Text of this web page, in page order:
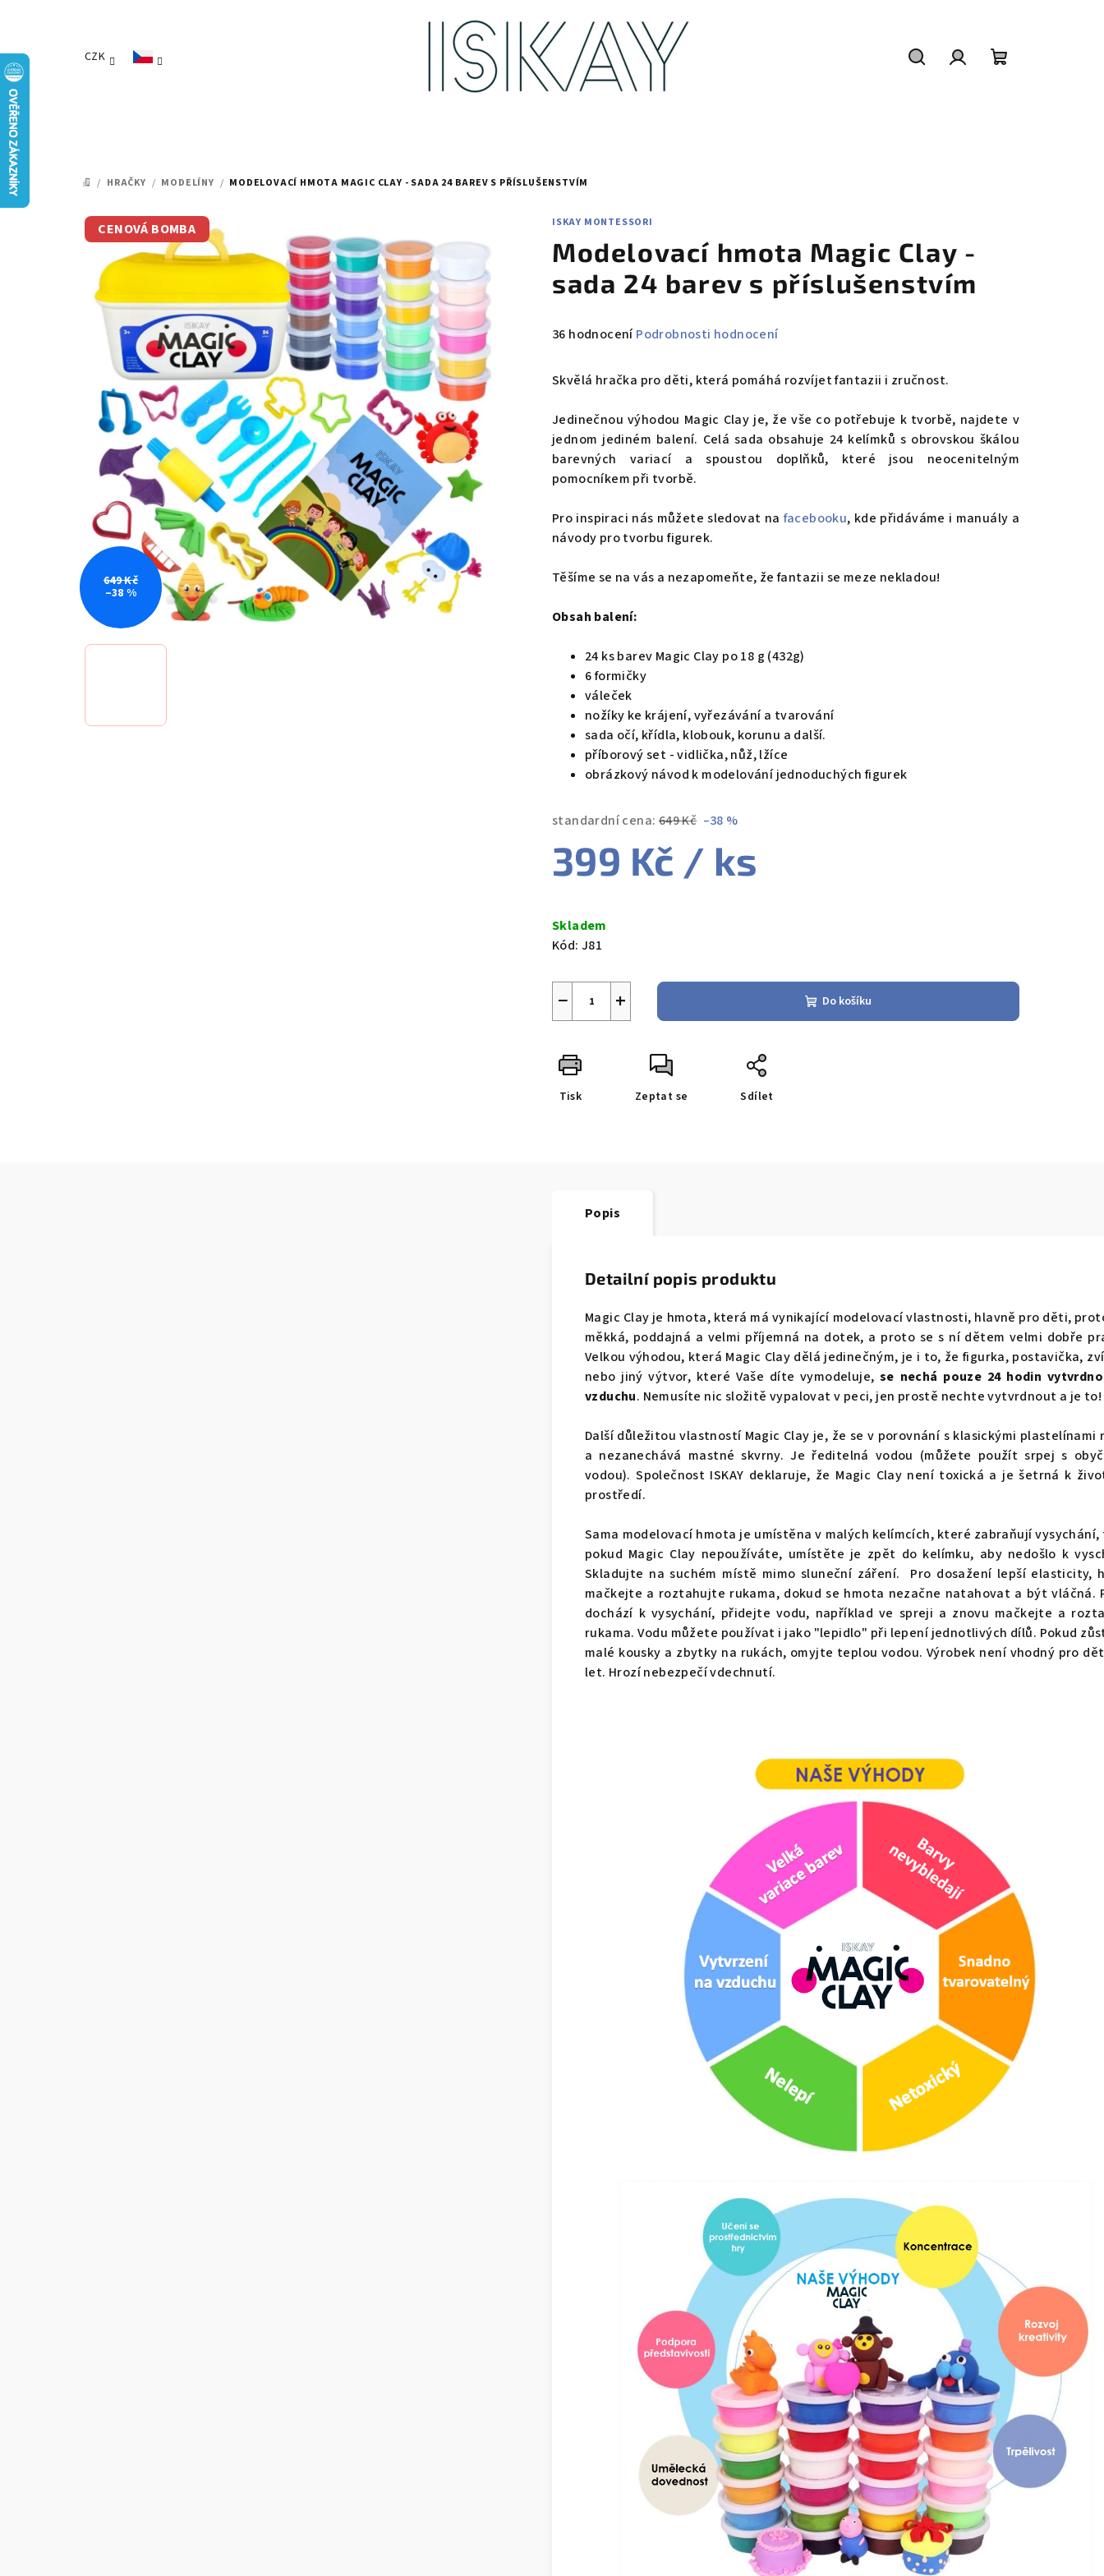
CZK
DOMŮ
/ HRAČKY / MODELÍNY / MODELOVACÍ HMOTA MAGIC CLAY - SADA 24 BAREV S PŘÍSLUŠENSTVÍM
ISKAY MONTESSORI
Modelovací hmota Magic Clay -
sada 24 barev s příslušenstvím
Průměrné
produktu
4,6
z
5
hvězdiček.
36 hodnoceníPodrobnosti hodnocení
Skvělá hračka pro děti, která pomáhá rozvíjet fantazii i zručnost.
Jedinečnou výhodou Magic Clay je, že vše co potřebuje k tvorbě, najdete v
jednom jediném balení. Celá sada obsahuje 24 kelímků s obrovskou škálou
barevných variací a spoustou doplňků, které jsou neocenitelným
pomocníkem při tvorbě.
Pro inspiraci nás můžete sledovat nafacebooku, kde přidáváme i manuály a
návody pro tvorbu figurek.
Těšíme se na vás a nezapomeňte, že fantazii se meze nekladou!
Obsah balení:
24 ks barev Magic Clay po 18 g (432g)
6 formičky
váleček
nožíky ke krájení, vyřezávání a tvarování
sada očí, křídla, klobouk, korunu a další.
příborový set - vidlička, nůž, lžíce
obrázkový návod k modelování jednoduchých figurek
standardní cena: 649 Kč –38 %
399 Kč / ks
cena:
Skladem
Kód: J81
+
− Do košíku
Tisk Zeptat se Sdílet
CENOVÁ BOMBA
649 Kč
–38 %
Popis
Detailní popis produktu
Magic Clay je hmota, která má vynikající modelovací vlastnosti, hlavně pro děti,
měkká, poddajná a velmi příjemná na dotek, a proto se s ní dětem velmi dobře
Velkou výhodou, která Magic Clay dělá jedinečným, je i to, že figurka, postavička,
nebo jiný výtvor, které Vaše díte vymodeluje,se nechá pouze 24 hodin
vzduchu. Nemusíte nic složitě vypalovat v peci, jen prostě nechte vytvrdnout a je to!
Další důležitou vlastností Magic Clay je, že se v porovnání s klasickými plastelínami
a nezanechává mastné skvrny. Je ředitelná vodou (můžete použít srpej s
vodou). Společnost ISKAY deklaruje, že Magic Clay není toxická a je šetrná k
prostředí.
Sama modelovací hmota je umístěna v malých kelímcích, které zabraňují
pokud Magic Clay nepoužíváte, umístěte je zpět do kelímku, aby nedošlo k
Skladujte na suchém místě mimo sluneční záření. Pro dosažení lepší elasticity,
mačkejte a roztahujte rukama, dokud se hmota nezačne natahovat a být vláčná.
dochází k vysychání, přidejte vodu, například ve spreji a znovu mačkejte a
rukama. Vodu můžete používat i jako "lepidlo" při lepení jednotlivých dílů. Pokud
malé kousky a zbytky na rukách, omyjte teplou vodou. Výrobek není vhodný pro
let. Hrozí nebezpečí vdechnutí.